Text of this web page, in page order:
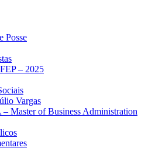
Posse
– 2025
Vargas
Master of Business Administration